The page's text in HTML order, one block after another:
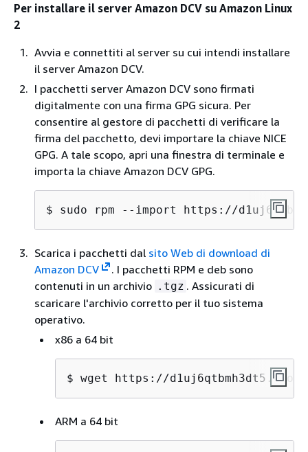
Per installare il server Amazon DCV su Amazon Linux
2
Avvia e connettiti al server su cui intendi installare
il server Amazon DCV.
I pacchetti server Amazon DCV sono firmati
digitalmente con una firma GPG sicura. Per
consentire al gestore di pacchetti di verificare la
firma del pacchetto, devi importare la chiave NICE
GPG. A tale scopo, apri una finestra di terminale e
importa la chiave Amazon DCV GPG.
$ sudo rpm --import https://
Scarica i pacchetti dal sito Web di download di
Amazon DCV
. I pacchetti RPM e deb sono
contenuti in un archivio .tgz . Assicurati di
scaricare l'archivio corretto per il tuo sistema
operativo.
x86 a 64 bit
$ wget https://
ARM a 64 bit